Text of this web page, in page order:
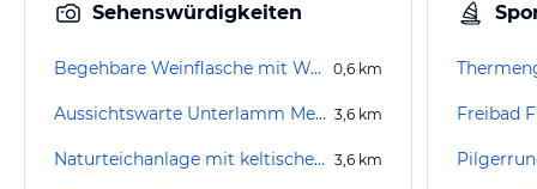
Sehenswürdigkeiten
Begehbare Weinflasche mit Weinglas 0,6 km
Aussichtswarte Unterlamm Mensch & Natur ERLebensraum 3,6 km
Naturteichanlage mit keltischem Baumkreisweg 3,6 km
Freibad